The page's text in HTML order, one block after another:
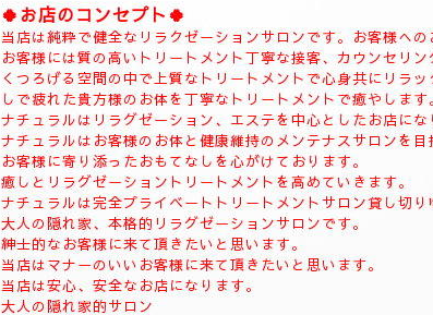
🍀お店のコンセプト🍀
当店は純粋で健全なリラクゼーションサロンです。お客様への
お客様には質の高いトリートメント丁寧な接客、カウンセリン
くつろげる空間の中で上質なトリートメントで心身共にリラ
しで疲れた貴方様のお体を丁寧なトリートメントで癒やします。
ナチュラルはリラグゼーション、エステを中心としたお店にな
ナチュラルはお客様のお体と健康維持のメンテナスサロンを目
お客様に寄り添ったおもてなしを心がけております。
癒しとリラグゼーショントリートメントを高めていきます。
ナチュラルは完全プライベートトリートメントサロン貸し切り
大人の隠れ家、本格的リラグゼーションサロンです。
紳士的なお客様に来て頂きたいと思います。
当店はマナーのいいお客様に来て頂きたいと思います。
当店は安心、安全なお店になります。
大人の隠れ家的サロン